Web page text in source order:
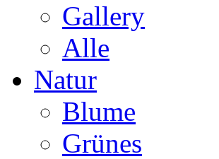
Gallery
Alle
Natur
Blume
Grünes